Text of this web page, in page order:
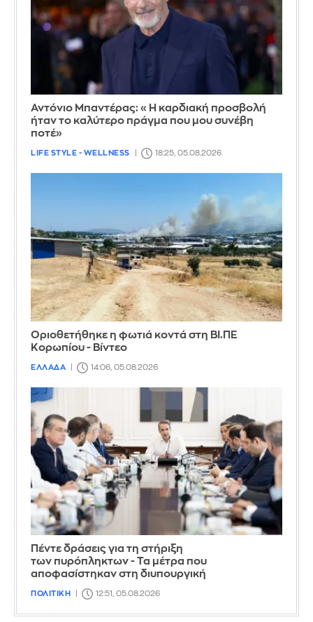
Αντόνιο Μπαντέρας: «Η καρδιακή προσβολή
ήταν το καλύτερο πράγμα που μου συνέβη
ποτέ»
LIFE STYLE - WELLNESS 18:25, 05.08.2026
Οριοθετήθηκε η φωτιά κοντά στη ΒΙ.ΠΕ
Κορωπίου - Βίντεο
ΕΛΛΑΔΑ 14:06, 05.08.2026
Πέντε δράσεις για τη στήριξη
των πυρόπληκτων - Τα μέτρα που
αποφασίστηκαν στη διυπουργική
ΠΟΛΙΤΙΚΗ 12:51, 05.08.2026